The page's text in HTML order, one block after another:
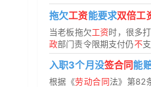
拖欠工资能要求双倍工
当老板拖欠工资时，很多打
政部门责令限期支付仍不
入职3个月没签合同能
根据《劳动合同法》第82